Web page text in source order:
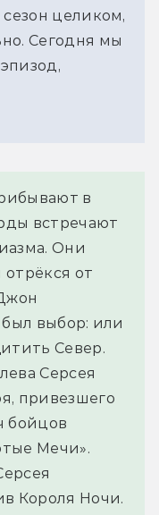
сезон целиком,
Сегодня мы
в
встречают
Они
от
выбор: или
Север.
Серсея
привезшего
бойцов
Мечи».
Короля Ночи.